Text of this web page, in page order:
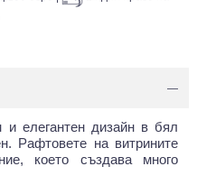
—
елегантен дизайн в бял
Рафтовете на витрините
което създава много